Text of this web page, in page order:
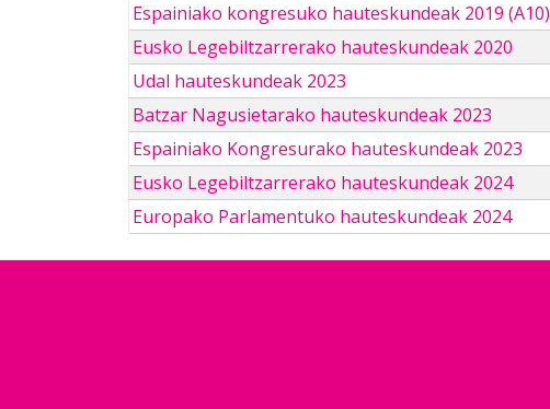
Espainiako kongresuko hauteskundeak 2019 (A10)
Eusko Legebiltzarrerako hauteskundeak 2020
Udal hauteskundeak 2023
Batzar Nagusietarako hauteskundeak 2023
Espainiako Kongresurako hauteskundeak 2023
Eusko Legebiltzarrerako hauteskundeak 2024
Europako Parlamentuko hauteskundeak 2024